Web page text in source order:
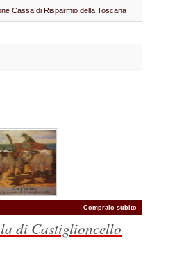
Cassa di Risparmio della Toscana
Compralo subito
di Castiglioncello